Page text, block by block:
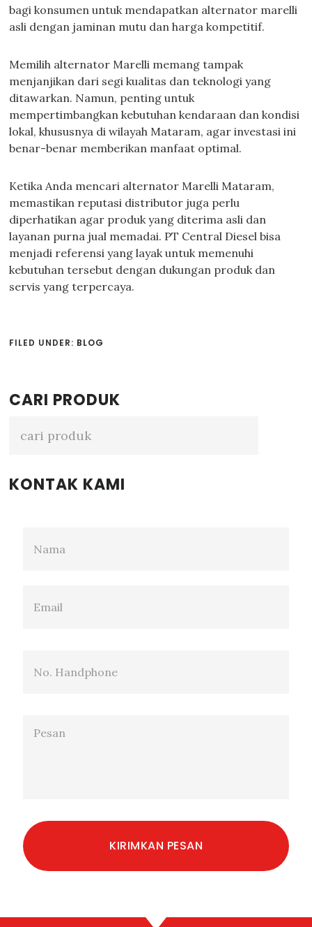
bagi konsumen untuk mendapatkan alternator marelli
asli dengan jaminan mutu dan harga kompetitif.
Memilih alternator Marelli memang tampak
menjanjikan dari segi kualitas dan teknologi yang
ditawarkan. Namun, penting untuk
mempertimbangkan kebutuhan kendaraan dan kondisi
lokal, khususnya di wilayah Mataram, agar investasi ini
benar-benar memberikan manfaat optimal.
Ketika Anda mencari alternator Marelli Mataram,
memastikan reputasi distributor juga perlu
diperhatikan agar produk yang diterima asli dan
layanan purna jual memadai. PT Central Diesel bisa
menjadi referensi yang layak untuk memenuhi
kebutuhan tersebut dengan dukungan produk dan
servis yang terpercaya.
FILED UNDER: BLOG
Primary
Sidebar
CARI PRODUK
KONTAK KAMI